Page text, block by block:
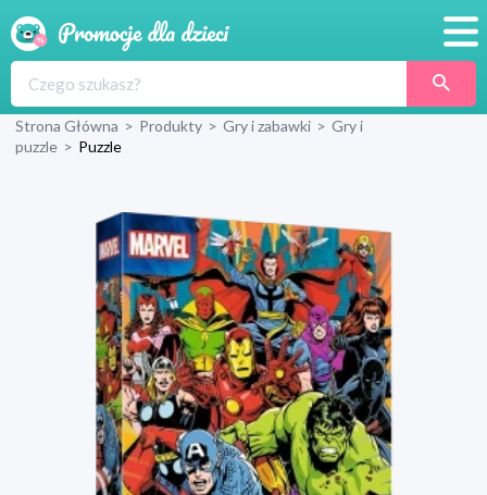
Produkty
Blog
Wyprawka
Strona Główna > Produkty > Gry i zabawki > Gry i
puzzle > Puzzle